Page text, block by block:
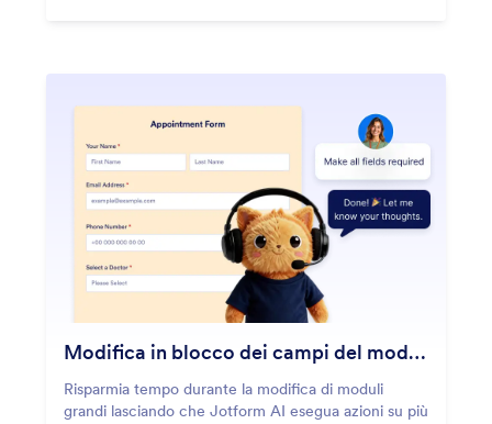
Modifica in blocco dei campi del modulo
Risparmia tempo durante la modifica di moduli
grandi lasciando che Jotform AI esegua azioni su più